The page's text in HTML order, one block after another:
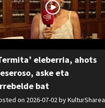
eleberria, ahots
aske eta
bat
on 2026-07-02 byKulturSharea